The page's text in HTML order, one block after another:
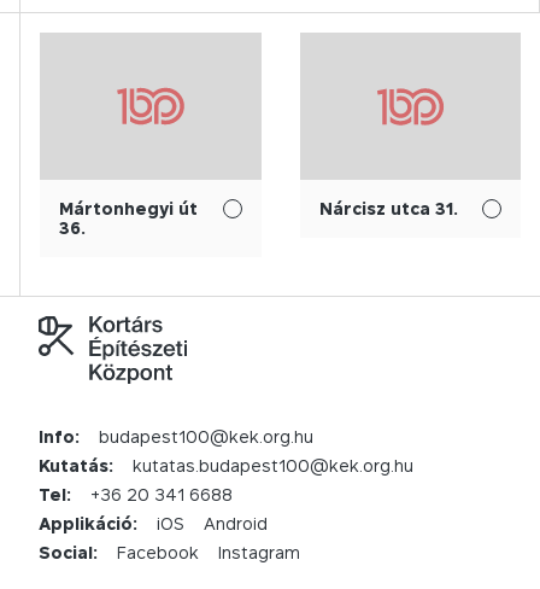
Mártonhegyi út
36.
Nárcisz utca 31.
Info:
budapest100@kek.org.hu
Kutatás:
kutatas.budapest100@kek.org.hu
Tel:
+36 20 341 6688
Applikáció:
iOS
Android
Social:
Facebook Instagram